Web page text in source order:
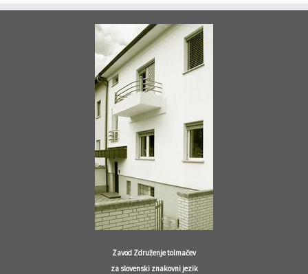
Zavod Združenje tolmačev
za slovenski znakovni jezik